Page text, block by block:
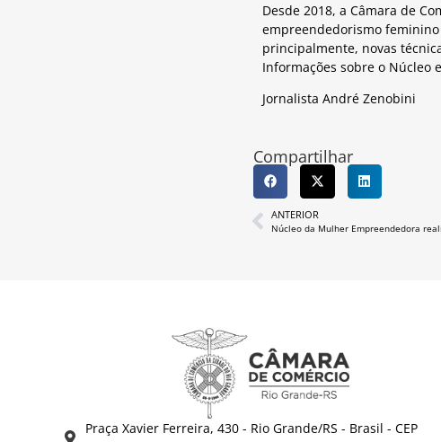
Desde 2018, a Câmara de
empreendedorismo feminino
principalmente, novas
Informações sobre o Núcleo
Jornalista André Zenobini
Compartilhar
ANTERIOR
Núcleo da Mulher Empreendedora
Praça Xavier Ferreira, 430 - Rio Grande/RS - Brasil - CEP